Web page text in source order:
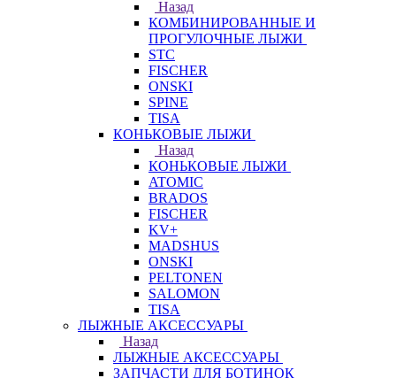
Назад
КОМБИНИРОВАННЫЕ И
ПРОГУЛОЧНЫЕ ЛЫЖИ
STC
FISCHER
ONSKI
SPINE
TISA
КОНЬКОВЫЕ ЛЫЖИ
Назад
КОНЬКОВЫЕ ЛЫЖИ
ATOMIC
BRADOS
FISCHER
KV+
MADSHUS
ONSKI
PELTONEN
SALOMON
TISA
ЛЫЖНЫЕ АКСЕССУАРЫ
Назад
ЛЫЖНЫЕ АКСЕССУАРЫ
ЗАПЧАСТИ ДЛЯ БОТИНОК